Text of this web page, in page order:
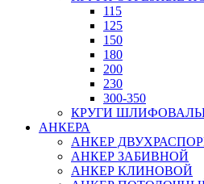
115
125
150
180
200
230
300-350
КРУГИ
АНКЕРА
АНКЕР
АНКЕР ЗАБИВНОЙ
АНКЕР КЛИНОВОЙ